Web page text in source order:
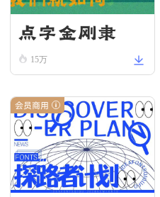
点字金刚隶
15万
会员商用